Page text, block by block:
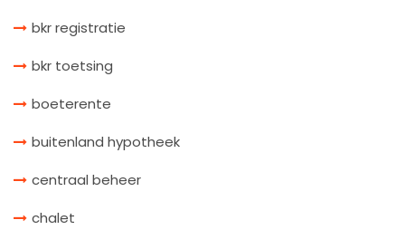
bkr registratie
bkr toetsing
boeterente
buitenland hypotheek
centraal beheer
chalet